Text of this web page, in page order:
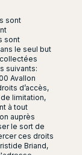
sont
sont
le seul but
suivants:
Avallon
d’accès,
limitation,
à tout
auprès
le sort de
ces droits
Briand,